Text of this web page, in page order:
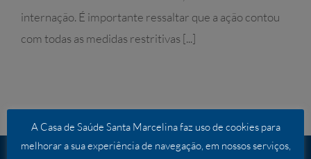
internação. É importante ressaltar que a ação contou
com todas as medidas restritivas [...]
A Casa de Saúde Santa Marcelina faz uso de cookies para
melhorar a sua experiência de navegação, em nossos serviços,